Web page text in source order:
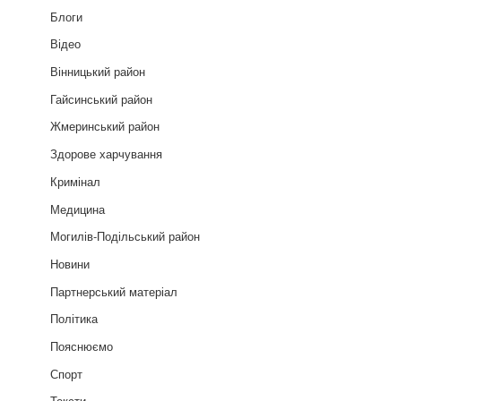
Блоги
Відео
Вінницький район
Гайсинський район
Жмеринський район
Здорове харчування
Кримінал
Медицина
Могилів-Подільський район
Новини
Партнерський матеріал
Політика
Пояснюємо
Спорт